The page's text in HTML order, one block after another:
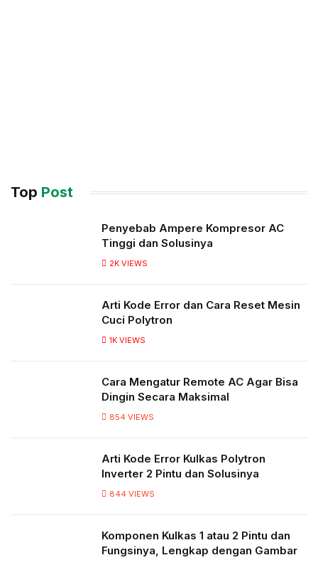
Top Post
Penyebab Ampere Kompresor AC
Tinggi dan Solusinya
2K VIEWS
Arti Kode Error dan Cara Reset Mesin
Cuci Polytron
1K VIEWS
Cara Mengatur Remote AC Agar Bisa
Dingin Secara Maksimal
854 VIEWS
Arti Kode Error Kulkas Polytron
Inverter 2 Pintu dan Solusinya
844 VIEWS
Komponen Kulkas 1 atau 2 Pintu dan
Fungsinya, Lengkap dengan Gambar